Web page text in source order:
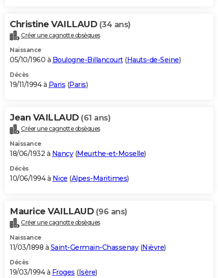
Christine VAILLAUD (34 ans)
Créer une cagnotte obsèques
Naissance
05/10/1960 à Boulogne-Billancourt(Hauts-de-Seine)
Décès
19/11/1994 à Paris (Paris)
Jean VAILLAUD (61 ans)
Créer une cagnotte obsèques
Naissance
18/06/1932 à Nancy(Meurthe-et-Moselle)
Décès
10/06/1994 à Nice (Alpes-Maritimes)
Maurice VAILLAUD (96 ans)
Créer une cagnotte obsèques
Naissance
11/03/1898 à Saint-Germain-Chassenay(Nièvre)
Décès
19/03/1994 à Froges (Isère)